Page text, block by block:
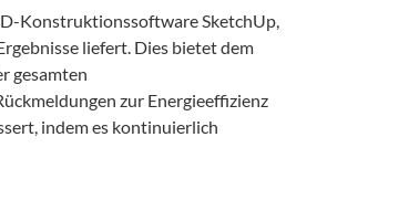
Konstruktionssoftware SketchUp,
liefert. Dies bietet dem
gesamten
zur Energieeffizienz
indem es kontinuierlich